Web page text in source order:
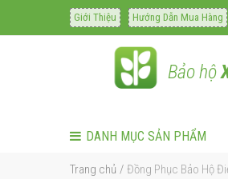
Giới Thiệu Hướng Dẫn Mua Hàng
Bảo hộ
DANH MỤC SẢN PHẨM
Trang chủ Đồng Phục Bảo Hộ